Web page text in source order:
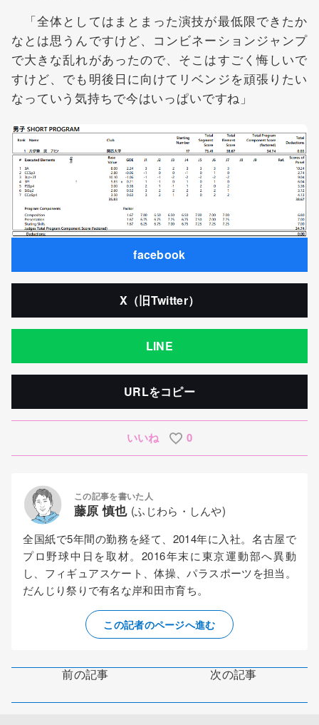
「全体としてはまとまった演技が最低限できたか
なとは思うんですけど、コンビネーションジャンプ
で大きな乱れがあったので、そこはすごく悔しいで
すけど、でも明後日に向けてリベンジを頑張りたい
なっていう気持ちで今はいっぱいですね」
facebook
X（旧Twitter）
LINE
URLをコピー
いいね 0
この記事を書いた人
藤原 慎也 (ふじわら・しんや)
全国紙で5年間の勤務を経て、2014年に入社。名古屋で
プロ野球中日を取材。2016年末に東京運動部へ異動
し、フィギュアスケート、体操、パラスポーツを担当。
だんじり祭りで有名な岸和田市育ち。
この記者のページへ進む
前の記事 次の記事